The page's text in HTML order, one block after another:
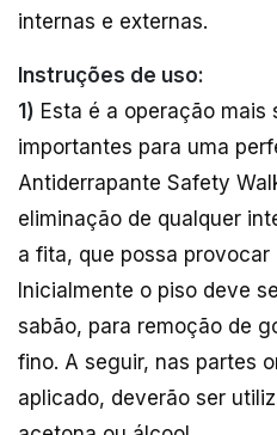
internas e externas.
Instruções de uso:
1) Esta é a operação mais
importantes para uma
Antiderrapante Safety
eliminação de qualquer
a fita, que possa provocar
Inicialmente o piso deve
sabão, para remoção de
fino. A seguir, nas partes
aplicado, deverão ser